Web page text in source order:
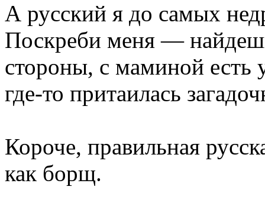
А русский я до самых
Поскреби меня —
стороны, с маминой
где-то притаилась
Короче, правильная
как борщ.